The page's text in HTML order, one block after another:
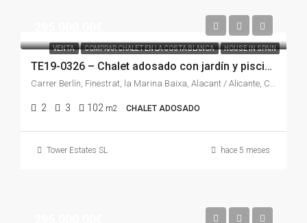
VENTA COMPRAR CHALET EN LA COSTA BLANCA HOUSE IN SPAIN
TE19-0326 – Chalet adosado con jardín y piscina en Sierra Cortina, Finestrat | Luz, privacidad y estilo mediterráneo
Carrer Berlín, Finestrat, la Marina Baixa, Alacant / Alicante, Comunitat Valenciana, 03509, España
2 3 102 m2 CHALET ADOSADO
Tower Estates SL hace 5 meses